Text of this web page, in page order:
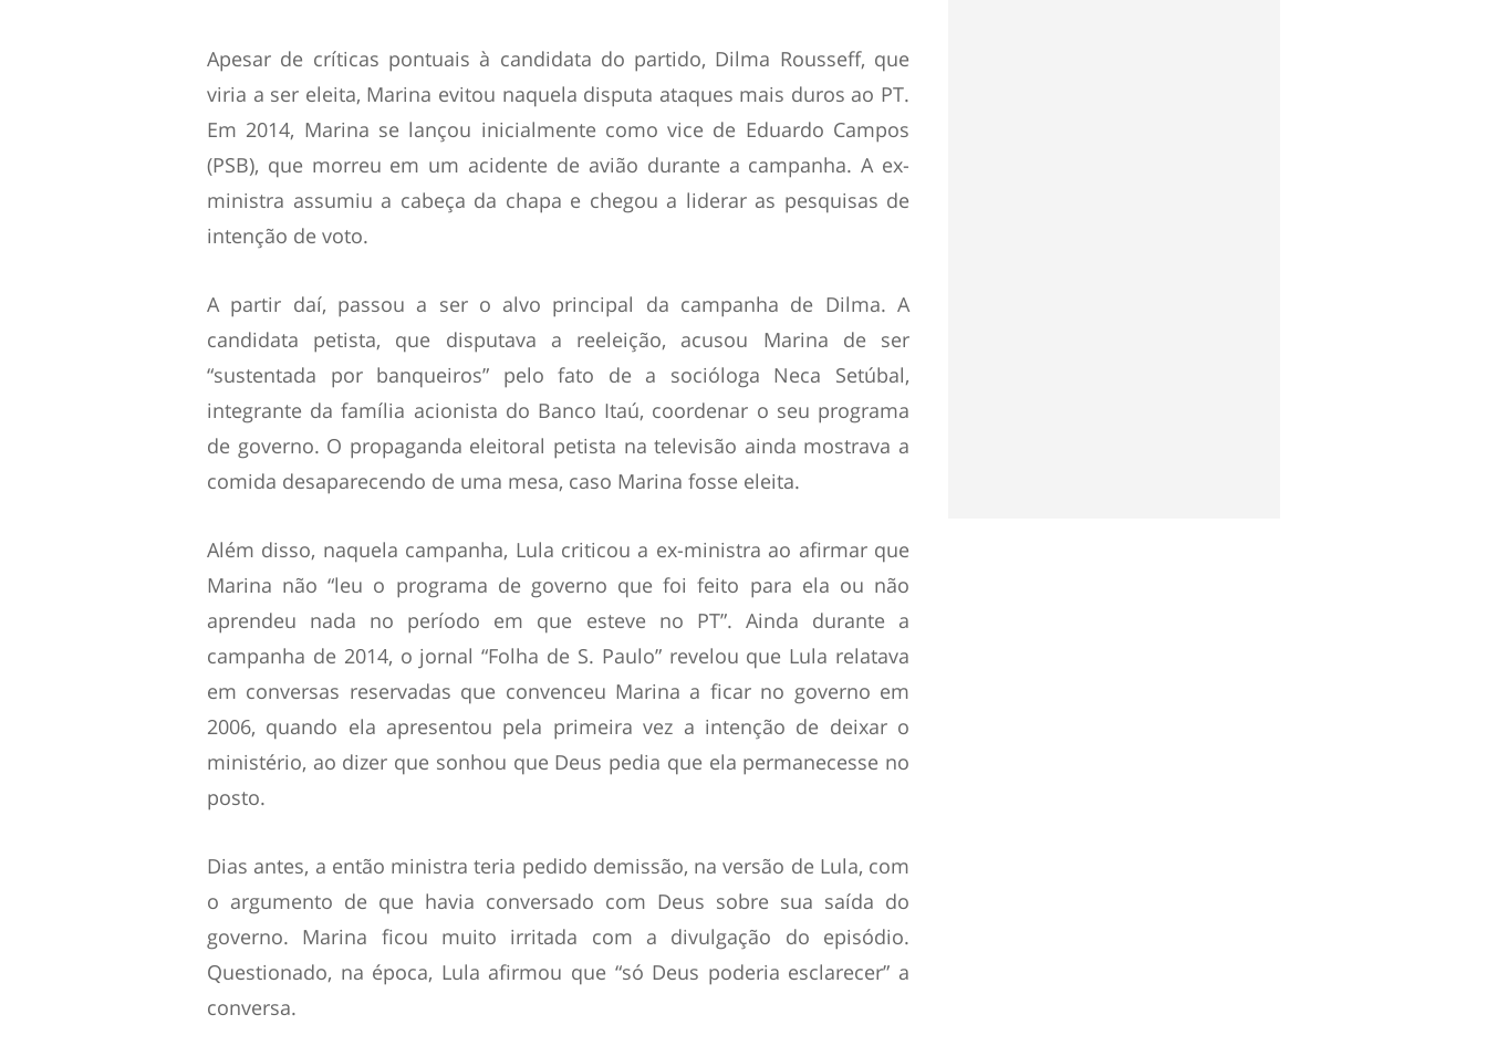
Apesar de críticas pontuais à candidata do partido, Dilma Rousseff, que
viria a ser eleita, Marina evitou naquela disputa ataques mais duros ao PT.
Em 2014, Marina se lançou inicialmente como vice de Eduardo Campos
(PSB), que morreu em um acidente de avião durante a campanha. A ex-
ministra assumiu a cabeça da chapa e chegou a liderar as pesquisas de
intenção de voto.
A partir daí, passou a ser o alvo principal da campanha de Dilma. A
candidata petista, que disputava a reeleição, acusou Marina de ser
“sustentada por banqueiros” pelo fato de a socióloga Neca Setúbal,
integrante da família acionista do Banco Itaú, coordenar o seu programa
de governo. O propaganda eleitoral petista na televisão ainda mostrava a
comida desaparecendo de uma mesa, caso Marina fosse eleita.
Além disso, naquela campanha, Lula criticou a ex-ministra ao afirmar que
Marina não “leu o programa de governo que foi feito para ela ou não
aprendeu nada no período em que esteve no PT”. Ainda durante a
campanha de 2014, o jornal “Folha de S. Paulo” revelou que Lula relatava
em conversas reservadas que convenceu Marina a ficar no governo em
2006, quando ela apresentou pela primeira vez a intenção de deixar o
ministério, ao dizer que sonhou que Deus pedia que ela permanecesse no
posto.
Dias antes, a então ministra teria pedido demissão, na versão de Lula, com
o argumento de que havia conversado com Deus sobre sua saída do
governo. Marina ficou muito irritada com a divulgação do episódio.
Questionado, na época, Lula afirmou que “só Deus poderia esclarecer” a
conversa.